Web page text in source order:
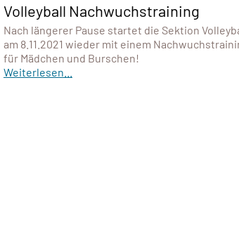
Volleyball Nachwuchstraining
Nach längerer Pause startet die Sektion
am 8.11.2021 wieder mit einem
für Mädchen und Burschen!
Weiterlesen...